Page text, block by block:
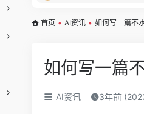
首页 • AI资讯 • 如何写一篇不
如何写一篇
AI资讯 3年前